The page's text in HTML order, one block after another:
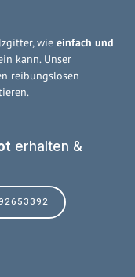
wie einfach und
kann. Unser
reibungslosen
erhalten &